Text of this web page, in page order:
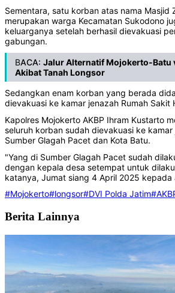
Sementara, satu korban atas nama Masjid
merupakan warga Kecamatan Sukodono
keluarganya setelah berhasil dievakuasi
gabungan.
BACA: Jalur Alternatif Mojokerto-Batu
Akibat Tanah Longsor
Sedangkan enam korban yang berada
dievakuasi ke kamar jenazah Rumah Sakit
Kapolres Mojokerto AKBP Ihram Kustarto
seluruh korban sudah dievakuasi ke
Sumber Glagah Pacet dan Kota Batu.
"Yang di Sumber Glagah Pacet sudah
dengan kepala desa setempat untuk
katanya, Jumat siang 4 April 2025 kepada
#Mojokerto#longsor#DVI Polda Jatim
Berita Lainnya